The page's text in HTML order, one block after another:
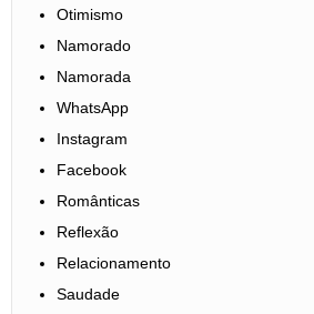
Otimismo
Namorado
Namorada
WhatsApp
Instagram
Facebook
Românticas
Reflexão
Relacionamento
Saudade